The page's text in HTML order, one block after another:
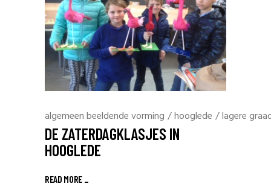
algemeen beeldende vorming /hooglede /lagere
DE ZATERDAGKLASJES IN
HOOGLEDE
READ MORE _